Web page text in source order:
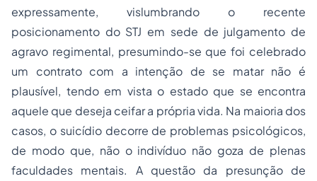
expressamente, vislumbrando o recente
posicionamento do STJ em sede de julgamento de
agravo regimental, presumindo-se que foi celebrado
um contrato com a intenção de se matar não é
plausível, tendo em vista o estado que se encontra
aquele que deseja ceifar a própria vida. Na maioria dos
casos, o suicídio decorre de problemas psicológicos,
de modo que, não o indivíduo não goza de plenas
faculdades mentais. A questão da presunção de